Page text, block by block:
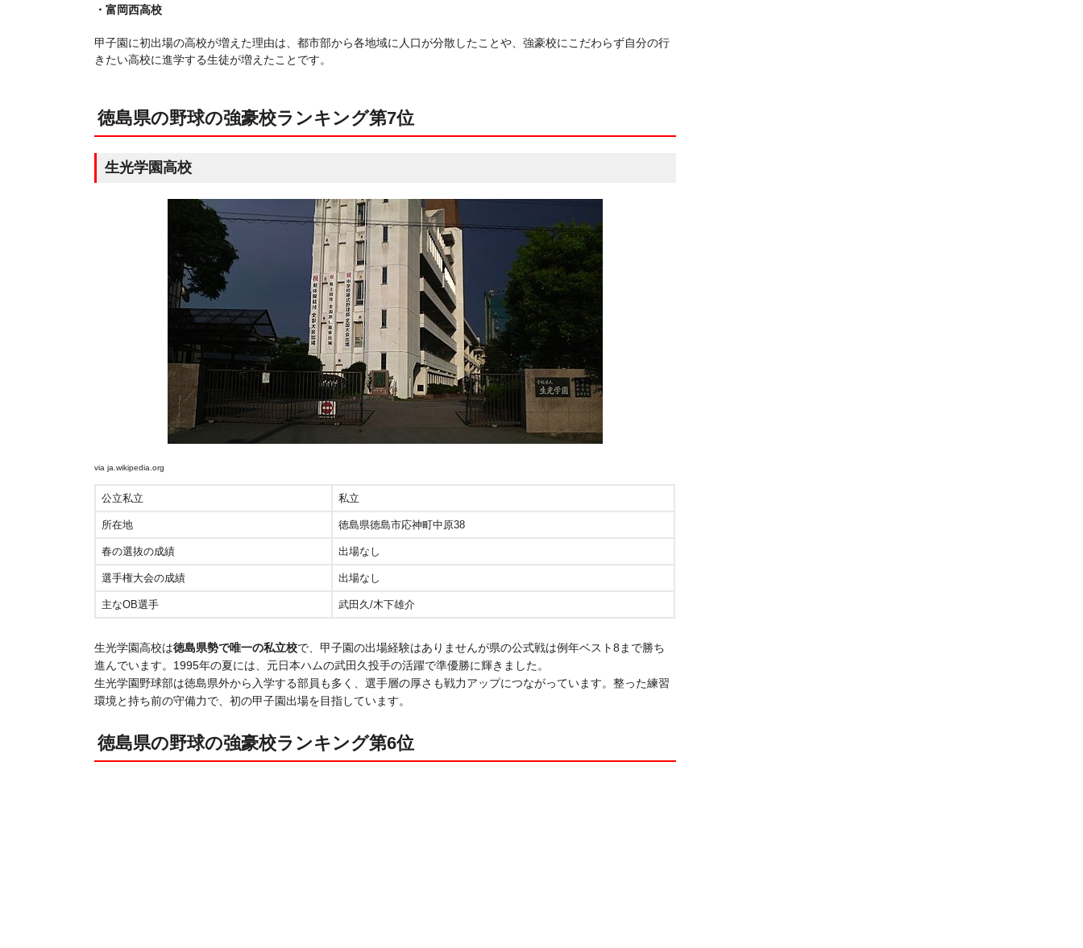
・富岡西高校
甲子園に初出場の高校が増えた理由は、都市部から各地域に人口が分散したことや、強豪校にこだわらず自分の行
きたい高校に進学する生徒が増えたことです。
徳島県の野球の強豪校ランキング第7位
生光学園高校
via ja.wikipedia.org
公立私立 私立
所在地 徳島県徳島市応神町中原38
春の選抜の成績 出場なし
選手権大会の成績 出場なし
主なOB選手 武田久/木下雄介
生光学園高校は徳島県勢で唯一の私立校​で、甲子園の出場経験はありませんが県の公式戦は例年ベスト8まで勝ち
進んでいます。1995年の夏には、元日本ハムの武田久投手の活躍で準優勝に輝きました。
生光学園野球部は徳島県外から入学する部員も多く、選手層の厚さも戦力アップにつながっています。整った練習
環境と持ち前の守備力で、初の甲子園出場を目指しています。
徳島県の野球の強豪校ランキング第6位